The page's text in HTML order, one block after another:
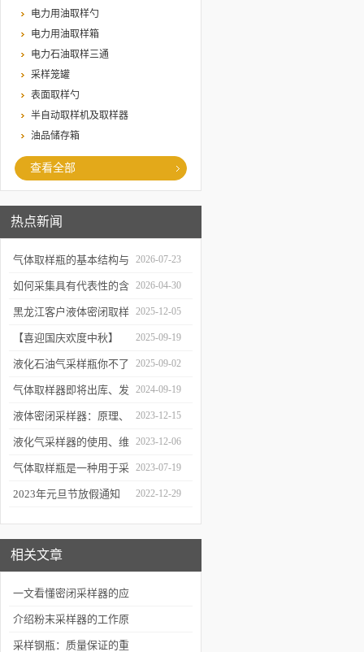
电力用油取样勺
电力用油取样箱
电力石油取样三通
采样笼罐
表面取样勺
半自动取样机及取样器
油品储存箱
查看全部
热点新闻
气体取样瓶的基本结构与
工作逻辑是什么？
2026-07-23
如何采集具有代表性的含
油水样？——石油类采水
器原理与使用
2026-04-30
黑龙江客户液体密闭取样
器项目顺利交付
2025-12-05
【喜迎国庆欢度中秋】
2025年国庆中秋放假通知
2025-09-19
液化石油气采样瓶你不了
解的知识！
2025-09-02
气体取样器即将出库、发
货！
2024-09-19
液体密闭采样器：原理、
应用和优势
2023-12-15
液化气采样器的使用、维
护与优化
2023-12-06
气体取样瓶是一种用于采
集、贮存和分析气体样品
2023-07-19
2023年元旦节放假通知 2022-12-29
相关文章
一文看懂密闭采样器的应
用与使用维护
介绍粉末采样器的工作原
理及应用领域
采样钢瓶：质量保证的重